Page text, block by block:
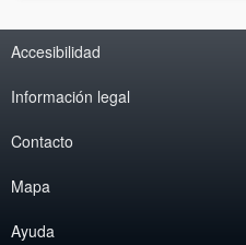
Accesibilidad
Información legal
Contacto
Mapa
Ayuda